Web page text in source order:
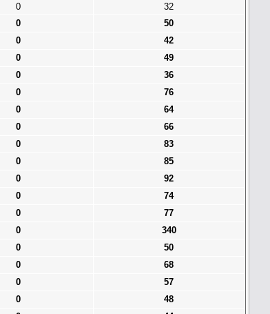
0
32
0
50
0
42
0
49
0
36
0
76
0
64
0
66
0
83
0
85
0
92
0
74
0
77
0
340
0
50
0
68
0
57
0
48